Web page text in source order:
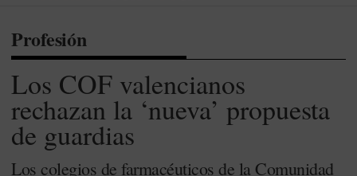
Profesión
Los COF valencianos
rechazan la ‘nueva’ propuesta
de guardias
Los colegios de farmacéuticos de la Comunidad